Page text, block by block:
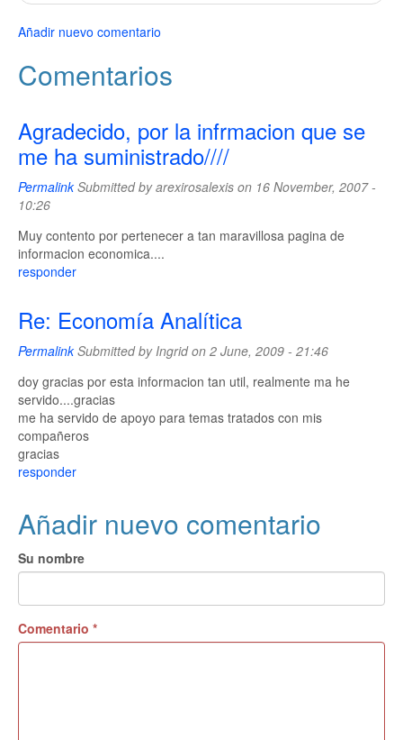
Añadir nuevo comentario
Comentarios
Agradecido, por la infrmacion que se
me ha suministrado////
PermalinkSubmitted byarexirosalexis on 16 November, 2007 -
10:26
Muy contento por pertenecer a tan maravillosa pagina de
informacion economica....
responder
Re: Economía Analítica
PermalinkSubmitted byIngridon 2 June, 2009 - 21:46
doy gracias por esta informacion tan util, realmente ma he
servido....gracias
me ha servido de apoyo para temas tratados con mis
compañeros
gracias
responder
Añadir nuevo comentario
Su nombre
Comentario *